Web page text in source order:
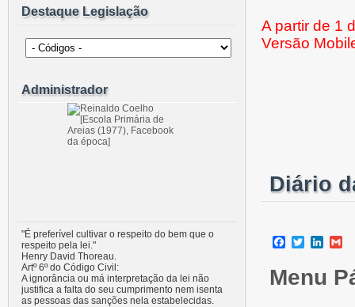
A partir de 1
Versão
Diário
Facebook
Twitter
Menu
Destaque Legislação
Administrador
"É preferível cultivar o respeito do bem que o
respeito pela lei."
Henry David Thoreau.
Artº 6º do Código Civil:
A ignorância ou má interpretação da lei não
justifica a falta do seu cumprimento nem isenta
as pessoas das sanções nela estabelecidas.